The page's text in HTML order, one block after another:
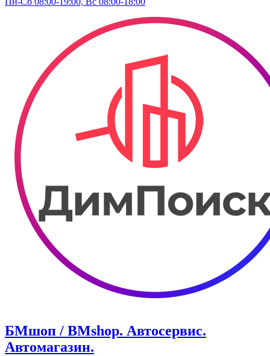
БМшоп / BMshop. Автосервис.
Автомагазин.